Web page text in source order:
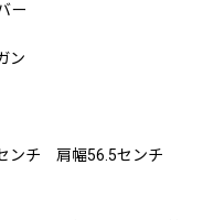
ー
ン
ンチ 肩幅56.5センチ